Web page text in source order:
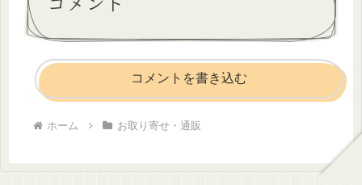
コメントを書き込む
ホーム お取り寄せ・通販